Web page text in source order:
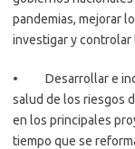
pandemias, mejorar
investigar y
• Desarrollar e
salud de los riesgos
en los principales
tiempo que se